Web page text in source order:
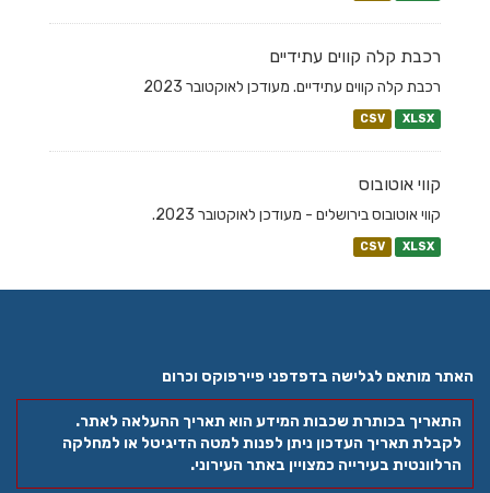
רכבת קלה קווים עתידיים
רכבת קלה קווים עתידיים. מעודכן לאוקטובר 2023
CSV XLSX
קווי אוטובוס
קווי אוטובוס בירושלים - מעודכן לאוקטובר 2023.
CSV XLSX
האתר מותאם לגלישה בדפדפני פיירפוקס וכרום
התאריך בכותרת שכבות המידע הוא תאריך ההעלאה לאתר.
לקבלת תאריך העדכון ניתן לפנות למטה הדיגיטל או למחלקה
הרלוונטית בעירייה כמצויין באתר העירוני.